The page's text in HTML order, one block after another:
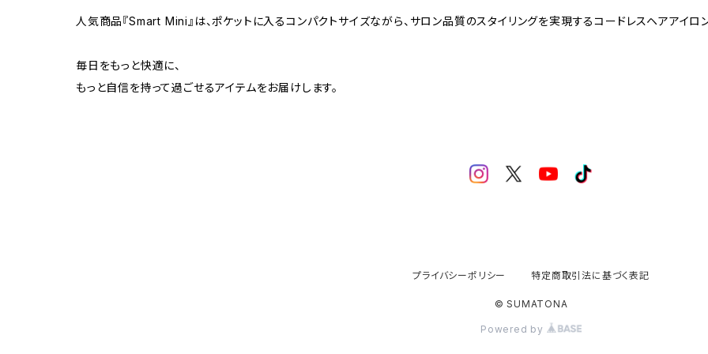
人気商品『Smart Mini』は、ポケットに入るコンパクトサイズながら、サロン品質のスタイリングを実現するコードレスヘアアイロ
毎日をもっと快適に、
もっと自信を持って過ごせるアイテムをお届けします。
プライバシーポリシー 特定商取引法に基づく表記
© SUMATONA
Powered by